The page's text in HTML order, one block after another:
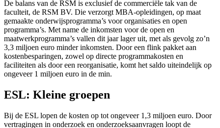
De balans van de RSM is exclusief de commerciële tak van de
faculteit, de RSM BV. Die verzorgt MBA-opleidingen, op maat
gemaakte onderwijsprogramma’s voor organisaties en open
programma’s. Met name de inkomsten voor de open en
maatwerkprogramma’s vallen dit jaar lager uit, met als gevolg zo’n
3,3 miljoen euro minder inkomsten. Door een flink pakket aan
kostenbesparingen, zowel op directe programmakosten en
faciliteiten als door een reorganisatie, komt het saldo uiteindelijk op
ongeveer 1 miljoen euro in de min.
ESL: Kleine groepen
Bij de ESL lopen de kosten op tot ongeveer 1,3 miljoen euro. Door
vertragingen in onderzoek en onderzoeksaanvragen loopt de